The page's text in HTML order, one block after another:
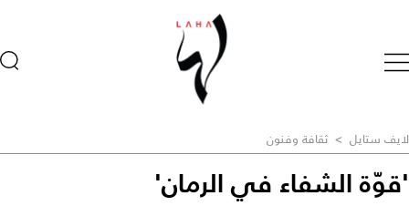
لايف ستايل > ثقافة وفنون
'قوّة الشفاء في الرمان'